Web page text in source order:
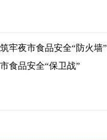
牢夜市食品安全“防火墙”
食品安全“保卫战”